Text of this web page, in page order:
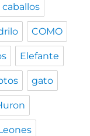
caballos
COMO
Elefante
gato